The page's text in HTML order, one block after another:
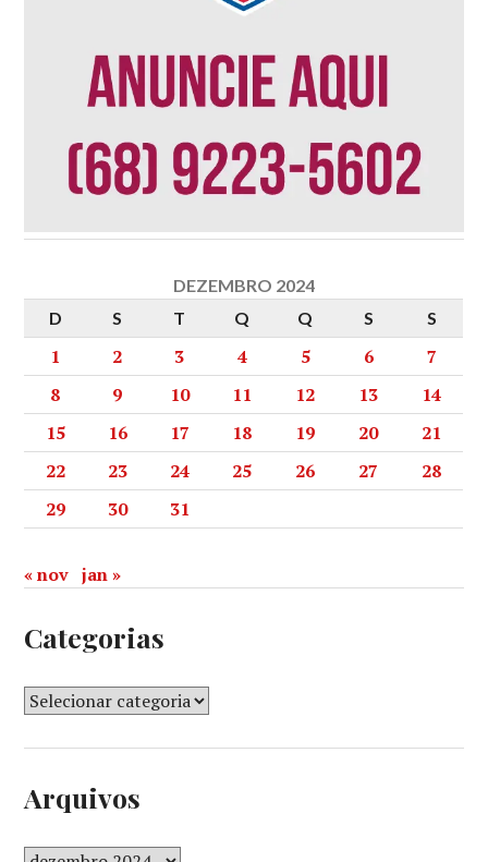
DEZEMBRO 2024
D
S T Q Q S S
1 2 3 4 5 6
7
8
9 10 11 12 13
14
15
16 17 18 19 20
21
22
23 24 25 26 27
28
29
30 31
« nov jan »
Categorias
Arquivos